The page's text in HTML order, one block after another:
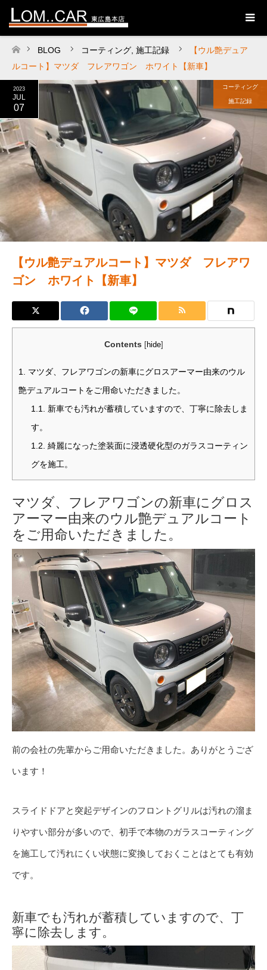
ホーム
BLOG コーティング 施工記録
【ウル艶デュア
ルコート】マツダ フレアワゴン ホワイト【新車】
2023
JUL
07
コーティング
施工記録
【ウル艶デュアルコート】マツダ フレアワ
ゴン ホワイト【新車】
Contents [hide]
1. マツダ、フレアワゴンの新車にグロスアーマー由来のウル
艶デュアルコートをご用命いただきました。
1.1. 新車でも汚れが蓄積していますので、丁寧に除去しま
す。
1.2. 綺麗になった塗装面に浸透硬化型のガラスコーティン
グを施工。
マツダ、フレアワゴンの新車にグロス
アーマー由来のウル艶デュアルコート
をご用命いただきました。
前の会社の先輩からご用命いただきました。ありがとうござ
います！
スライドドアと突起デザインのフロントグリルは汚れの溜ま
りやすい部分が多いので、初手で本物のガラスコーティング
を施工して汚れにくい状態に変換しておくことはとても有効
です。
新車でも汚れが蓄積していますので、丁
寧に除去します。